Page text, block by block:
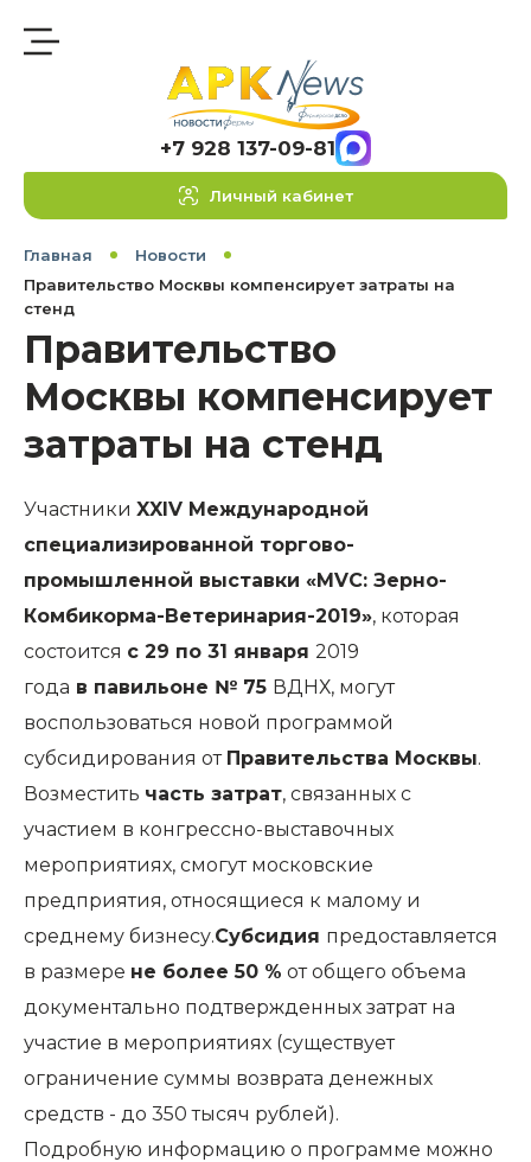
+7 928 137-09-81
Личный кабинет
Главная
Новости
Правительство Москвы компенсирует затраты на
стенд
Правительство
Москвы компенсирует
затраты на стенд
Участники XXIV Международной
специализированной торгово-
промышленной выставки «MVC: Зерно-
Комбикорма-Ветеринария-2019», которая
состоится с 29 по 31 января 2019
года в павильоне № 75 ВДНХ, могут
воспользоваться новой программой
субсидирования от Правительства Москвы.
Возместить часть затрат, связанных с
участием в конгрессно-выставочных
мероприятиях, смогут московские
предприятия, относящиеся к малому и
среднему бизнесу.Субсидия предоставляется
в размере не более 50 % от общего объема
документально подтвержденных затрат на
участие в мероприятиях (существует
ограничение суммы возврата денежных
средств - до 350 тысяч рублей).
Подробную информацию о программе можно